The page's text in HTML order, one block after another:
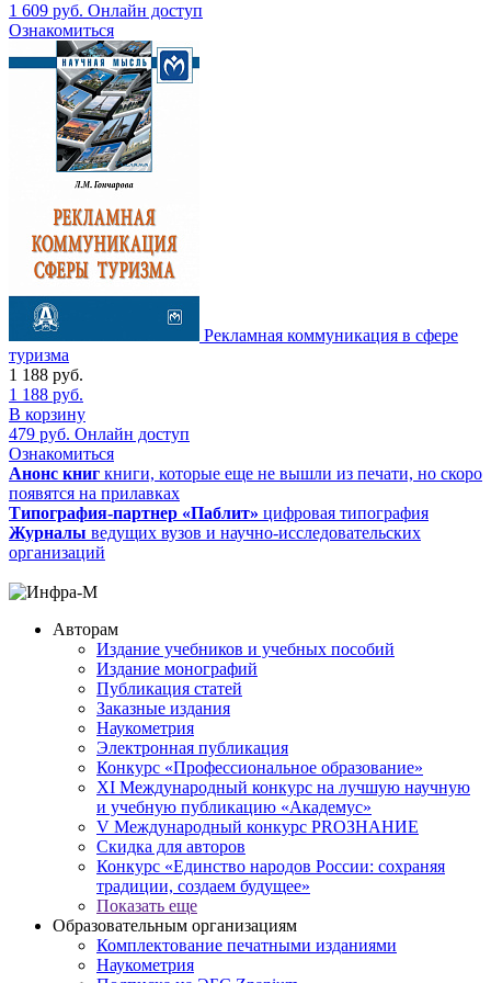
1 609 руб. Онлайн доступ
Ознакомиться
Рекламная коммуникация в сфере
туризма
1 188 руб.
1 188 руб.
В корзину
479 руб. Онлайн доступ
Ознакомиться
Анонс книг книги, которые еще не вышли из печати, но скоро
появятся на прилавках
Типография-партнер «Паблит» цифровая типография
Журналы ведущих вузов и научно-исследовательских
организаций
Авторам
Издание учебников и учебных пособий
Издание монографий
Публикация статей
Заказные издания
Наукометрия
Электронная публикация
Конкурс «Профессиональное образование»
XI Международный конкурс на лучшую научную
и учебную публикацию «Академус»
V Международный конкурс PROЗНАНИЕ
Скидка для авторов
Конкурс «Единство народов России: сохраняя
традиции, создаем будущее»
Показать еще
Образовательным организациям
Комплектование печатными изданиями
Наукометрия